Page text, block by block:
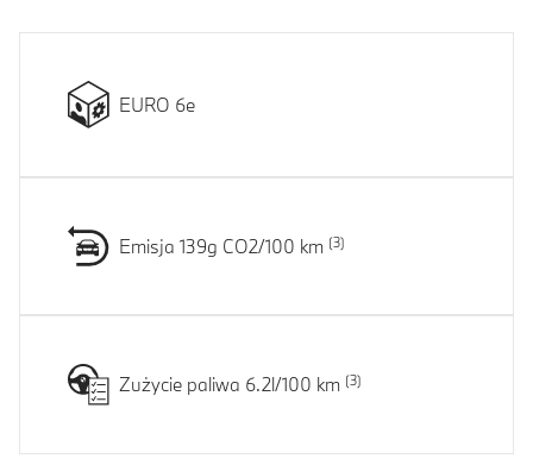
EURO 6e
Emisja 139g CO2/100 km
Zużycie paliwa 6.2l/100 km